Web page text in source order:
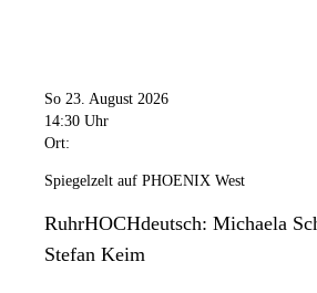
So 23. August 2026
14:30 Uhr
Ort:
Spiegelzelt auf PHOENIX West
RuhrHOCHdeutsch: Michaela
Stefan Keim